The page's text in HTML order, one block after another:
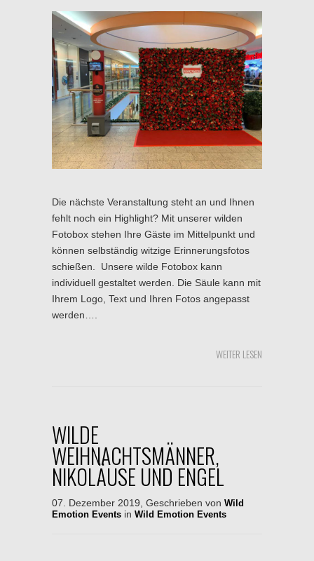
Die nächste Veranstaltung steht an und Ihnen
fehlt noch ein Highlight? Mit unserer wilden
Fotobox stehen Ihre Gäste im Mittelpunkt und
können selbständig witzige Erinnerungsfotos
schießen. Unsere wilde Fotobox kann
individuell gestaltet werden. Die Säule kann mit
Ihrem Logo, Text und Ihren Fotos angepasst
werden….
WEITER LESEN
WILDE
WEIHNACHTSMÄNNER,
NIKOLÄUSE UND ENGEL
07. Dezember 2019, Geschrieben von Wild
Emotion Events in Wild Emotion Events